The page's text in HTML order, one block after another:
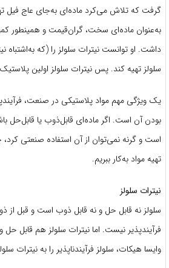
گرفت که تلاش می‌کرد ماده‌ای به‌جای عاج فیل
به‌عنوان ماده‌ای سخت، گران‌قیمت و همینطور
داشت. او توانست نیترات سلولز را (که به‌اشتباه
سلولز تهیه کند. پس نیترات سلولز اولین
بودن آن است. اگر ماده‌ای قابل‌ذوب یا قابل‌حل
است و گرنه نمی‌توان از آن استفاده صنعتی کرد،
تهیه مواد به‌کار ببریم.
نیترات سلولز
سلولز نه قابل حل و نه قابل ذوب است و قبل
فرآیند‌پذیر نیست. اما نیترات سلولز هم قابل
وایسا هیکات، سلولز فرآیند‌ناپذیر را به نیترات